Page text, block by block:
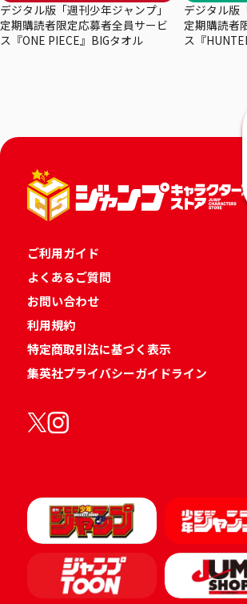
デジタル版「週刊少年ジャンプ」
定期購読者限定応募者全員サービ
ス『ONE PIECE』BIGタオル
デジタル版
定期購読者
ス『
ご利用ガイド
よくあるご質問
お問い合わせ
利用規約
特定商取引法に基づく表示
集英社プライバシーガイドライン